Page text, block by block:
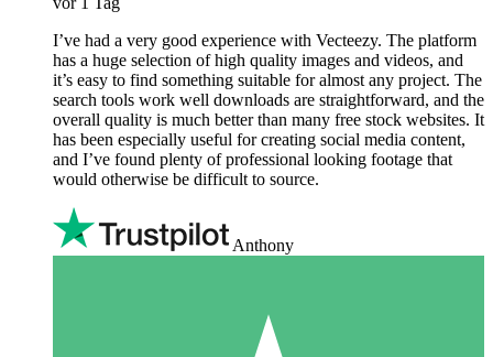
I’ve had a very good experience with Vecteezy. The platform
has a huge selection of high quality images and videos, and
it’s easy to find something suitable for almost any project. The
search tools work well downloads are straightforward, and the
overall quality is much better than many free stock websites. It
has been especially useful for creating social media content,
and I’ve found plenty of professional looking footage that
would otherwise be difficult to source.
Anthony